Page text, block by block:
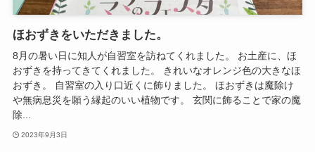
ほおずきをいただきました。
8月の暑い日に知人が自習室を訪ねてくれました。 お土産に、ほ
おずきを持ってきてくれました。 きれいなオレンジ色の大きなほ
おずき。 自習室の入り口近くに飾りました。 ほおずきは魔除け
や無病息災を願う縁起のいい植物です。 玄関に飾ることで家の魔
除...
2023年9月3日